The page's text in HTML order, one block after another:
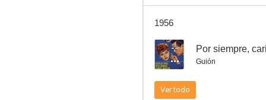
1956
-- Por siempre,
Guión
Ver todo